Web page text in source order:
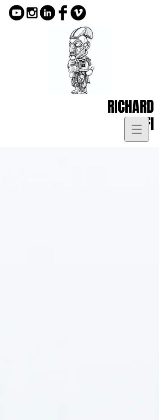
RICHARD
KOFI